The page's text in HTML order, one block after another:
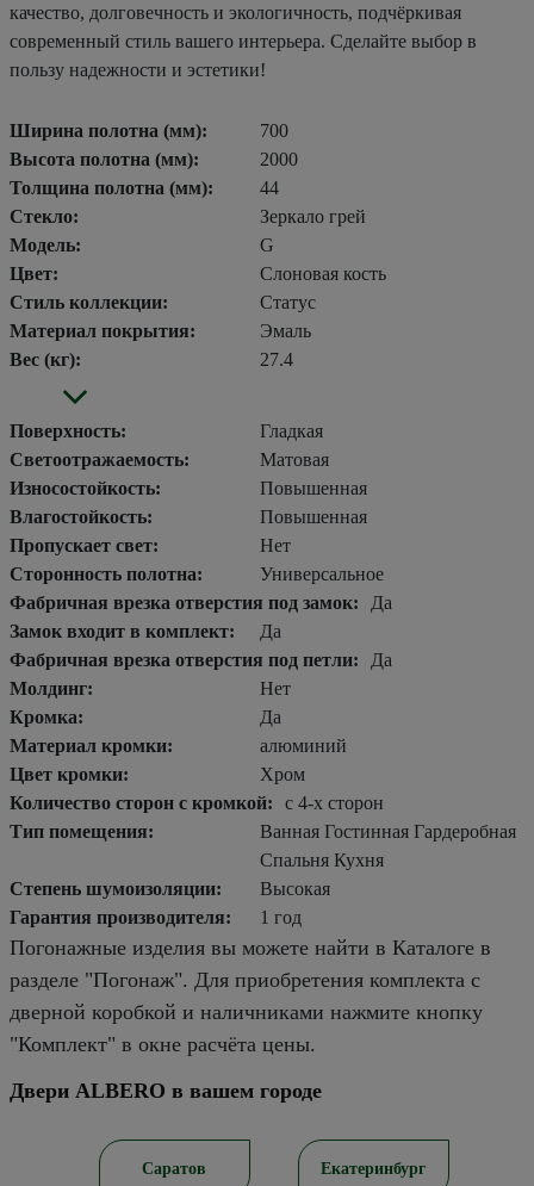
качество, долговечность и экологичность, подчёркивая
современный стиль вашего интерьера. Сделайте выбор в
пользу надежности и эстетики!
Ширина полотна (мм):
700
Высота полотна (мм):
2000
Толщина полотна (мм):
44
Стекло:
Зеркало грей
Модель:
G
Цвет:
Слоновая кость
Стиль коллекции:
Статус
Материал покрытия:
Эмаль
Вес (кг):
27.4
Поверхность:
Гладкая
Светоотражаемость:
Матовая
Износостойкость:
Повышенная
Влагостойкость:
Повышенная
Пропускает свет:
Нет
Сторонность полотна:
Универсальное
Фабричная врезка отверстия под замок:
Да
Замок входит в комплект:
Да
Фабричная врезка отверстия под петли:
Да
Молдинг:
Нет
Кромка:
Да
Материал кромки:
алюминий
Цвет кромки:
Хром
Количество сторон с кромкой:
с 4-х сторон
Тип помещения:
Ванная Гостинная Гардеробная
Спальня Кухня
Степень шумоизоляции:
Высокая
Гарантия производителя:
1 год
Погонажные изделия вы можете найти в Каталоге в
разделе "Погонаж". Для приобретения комплекта с
дверной коробкой и наличниками нажмите кнопку
"Комплект" в окне расчёта цены.
Двери ALBERO в вашем городе
Саратов Екатеринбург